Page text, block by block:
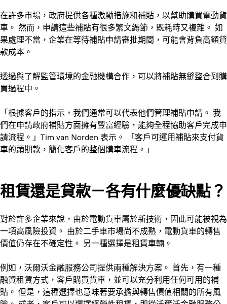
在許多市場，政府提供各種激勵措施和補貼，以幫助購買電動貨
車。 然而，申請這些補貼有很多繁文縟節，既耗時又複雜。 如
果處理不當，企業在等待補貼申請審批期間，可能會背負高額貸
款成本。
透過與了解監管環境的金融機構合作，可以將補貼無縫整合到購
買過程中。
「根據客戶的指示，我們通常可以代表他們管理補貼申請。 我
們在申請政府補貼方面擁有豐富經驗，能夠全程協助客戶完成申
請流程。」Tim van Norden 表示。 「客戶可運用補貼來支付貨
車的頭期款，簡化客戶的整個購車流程。」
租賃還是貸款－各有什麼優缺點？
對於許多企業來說，由於電動貨車屬於新技術，因此可能被視為
一項高風險投資。 由於二手車市場尚不成熟，電動貨車的轉售
價值仍存在不確定性。 另一種選擇是租賃車輛。
例如，沃爾沃金融服務公司提供兩種解決方案。 首先，有一種
融資租賃方式，客戶購買貨車，並可以充分利用任何可用的補
貼。 但是，這種選擇也意味著要承擔與轉售價值相關的所有風